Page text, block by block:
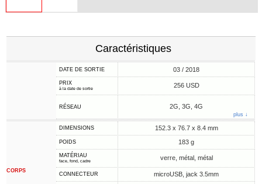
Caractéristiques
DATE DE SORTIE 03 / 2018
PRIX
à la date de sortie 256 USD
RÉSEAU 2G, 3G, 4G
plus ↓
CORPS
DIMENSIONS 152.3 x 76.7 x 8.4 mm
POIDS 183 g
MATÉRIAU
face, fond, cadre verre, métal, métal
CONNECTEUR microUSB, jack 3.5mm